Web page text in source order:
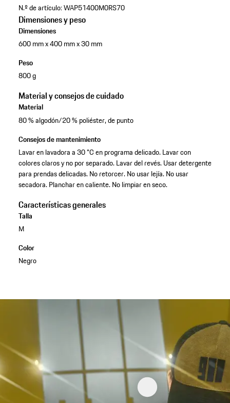
N.º de artículo:WAP51400M0RS70
Dimensiones y peso
Dimensiones
600 mm x 400 mm x 30 mm
Peso
800 g
Material y consejos de cuidado
Material
80 % algodón/20 % poliéster, de punto
Consejos de mantenimiento
Lavar en lavadora a 30 °C en programa delicado. Lavar con
colores claros y no por separado. Lavar del revés. Usar detergente
para prendas delicadas. No retorcer. No usar lejía. No usar
secadora. Planchar en caliente. No limpiar en seco.
Características generales
Talla
M
Color
Negro